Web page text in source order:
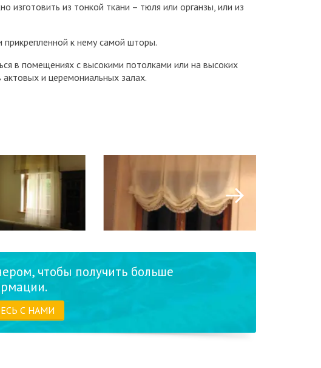
из тонкой ткани – тюля или органзы, или из
к нему самой шторы.
в помещениях с высокими потолками или на высоких
и церемониальных залах.
чтобы получить больше
С НАМИ